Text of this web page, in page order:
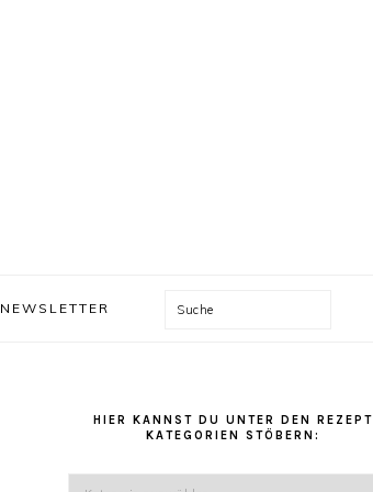
NEWSLETTER Suche
SIDEBAR
HIER KANNST DU UNTER DEN REZEPT
KATEGORIEN STÖBERN: